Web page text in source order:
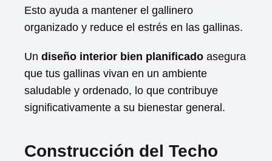
Esto ayuda a mantener el gallinero
organizado y reduce el estrés en las gallinas.
Un diseño interior bien planificado asegura
que tus gallinas vivan en un ambiente
saludable y ordenado, lo que contribuye
significativamente a su bienestar general.
Construcción del Techo